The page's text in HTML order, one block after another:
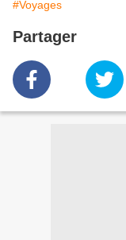
#Voyages
Partager